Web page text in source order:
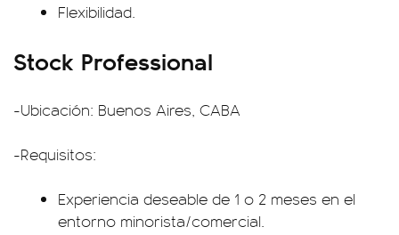
Flexibilidad.
Stock Professional
-Ubicación: Buenos Aires, CABA
-Requisitos:
Experiencia deseable de 1 o 2 meses en el
entorno minorista/comercial.